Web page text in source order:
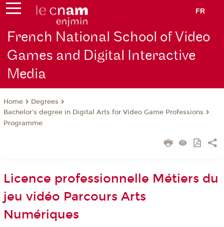
FR
French National School of Video
Games and Digital Interactive
Media
Home
Degrees
Bachelor’s degree in Digital Arts for Video Game Professions
Programme
Licence professionnelle Métiers du
jeu vidéo Parcours Arts
Numériques